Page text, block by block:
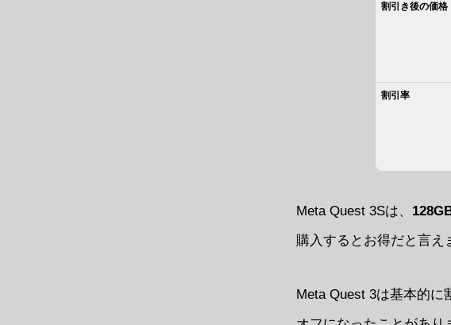
割引き後の価格
割引率
Meta Quest 3Sは、
購入するとお得だと言え
Meta Quest 3は基本的に